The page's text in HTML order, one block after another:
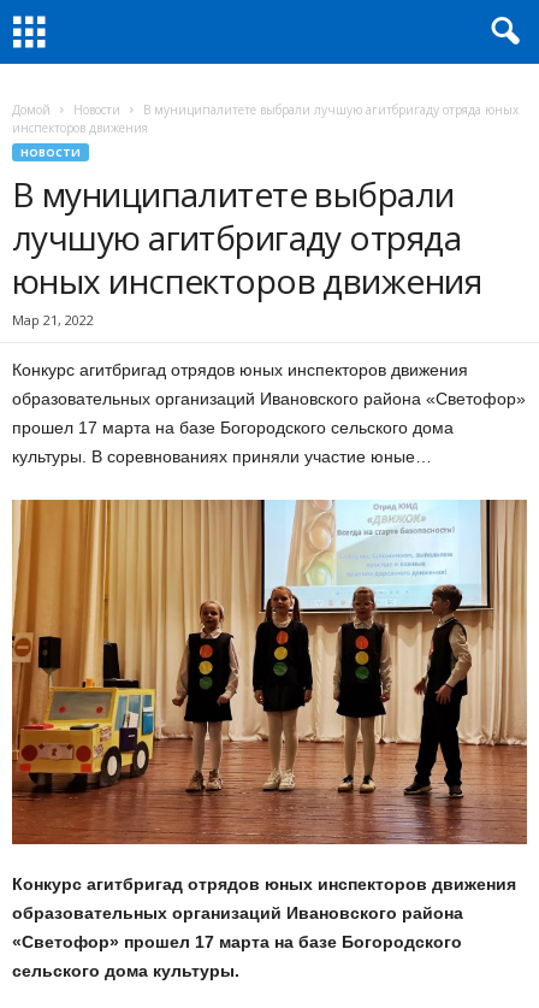
Домой Новости
В муниципалитете выбрали лучшую агитбригаду отряда юных
инспекторов движения
НОВОСТИ
В муниципалитете выбрали
лучшую агитбригаду отряда
юных инспекторов движения
Мар 21, 2022
Конкурс агитбригад отрядов юных инспекторов движения
образовательных организаций Ивановского района «Светофор»
прошел 17 марта на базе Богородского сельского дома
культуры. В соревнованиях приняли участие юные…
Конкурс агитбригад отрядов юных инспекторов движения
образовательных организаций Ивановского района
«Светофор» прошел 17 марта на базе Богородского
сельского дома культуры.